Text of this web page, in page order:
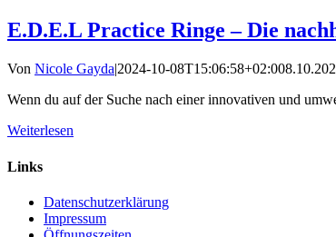
E.D.E.L Practice Ringe – Die
Von Nicole Gayda|2024-10-08T15:06:58+02:00
Wenn du auf der Suche nach einer innovativen und
Weiterlesen
Links
Datenschutzerklärung
Impressum